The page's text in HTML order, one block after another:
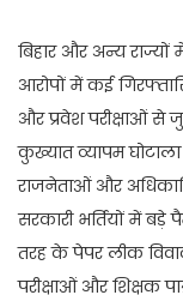
बिहार और अन्य
आरोपों में कई
और प्रवेश परीक्षाओं से
कुख्यात व्यापम
राजनेताओं और
सरकारी भर्तियों में बड़े
तरह के पेपर लीक
परीक्षाओं और शिक्षक